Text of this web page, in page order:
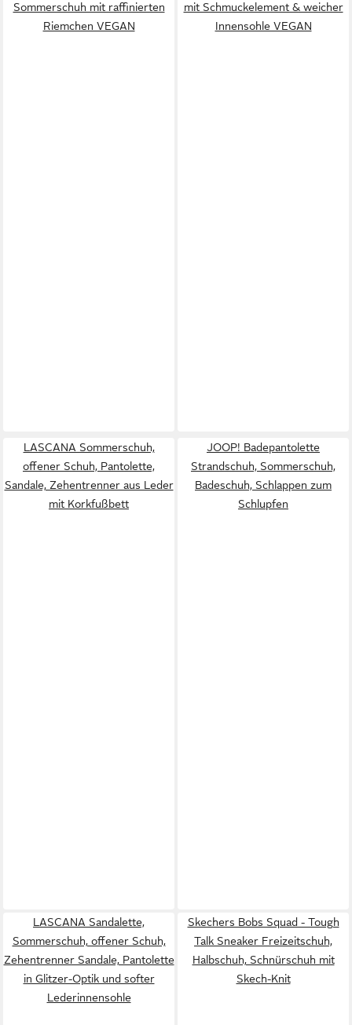
Sommerschuh mit raffinierten
Riemchen VEGAN
mit Schmuckelement & weicher
Innensohle VEGAN
LASCANA Sommerschuh,
offener Schuh, Pantolette,
Sandale, Zehentrenner aus Leder
mit Korkfußbett
JOOP! Badepantolette
Strandschuh, Sommerschuh,
Badeschuh, Schlappen zum
Schlupfen
LASCANA Sandalette,
Sommerschuh, offener Schuh,
Zehentrenner Sandale, Pantolette
in Glitzer-Optik und softer
Lederinnensohle
Skechers Bobs Squad - Tough
Talk Sneaker Freizeitschuh,
Halbschuh, Schnürschuh mit
Skech-Knit